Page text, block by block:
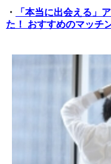
・
「本当に出会える」
た！ おすすめのマッチ